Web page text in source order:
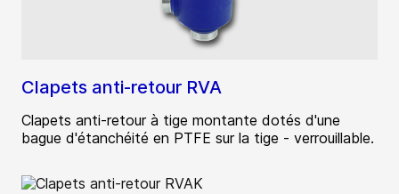
Clapets anti-retour RVA
Clapets anti-retour à tige montante dotés d'une
bague d'étanchéité en PTFE sur la tige - verrouillable.